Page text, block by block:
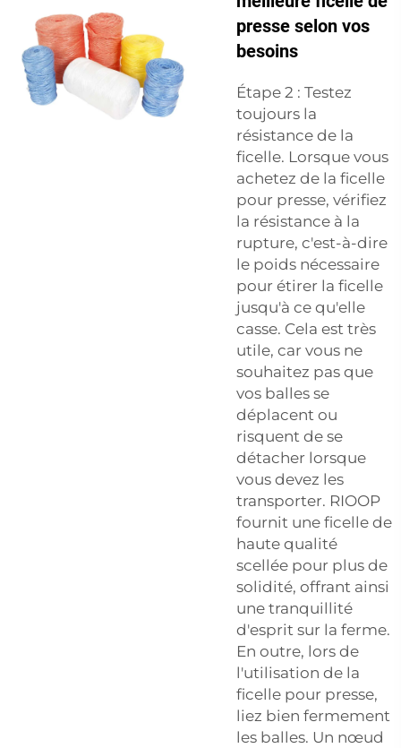
presse selon vos
besoins
Étape 2 : Testez
toujours la
résistance de la
ficelle. Lorsque vous
achetez de la ficelle
pour presse, vérifiez
la résistance à la
rupture, c'est-à-dire
le poids nécessaire
pour étirer la ficelle
jusqu'à ce qu'elle
casse. Cela est très
utile, car vous ne
souhaitez pas que
vos balles se
déplacent ou
risquent de se
détacher lorsque
vous devez les
transporter. RIOOP
fournit une ficelle de
haute qualité
scellée pour plus de
solidité, offrant ainsi
une tranquillité
d'esprit sur la ferme.
En outre, lors de
l'utilisation de la
ficelle pour presse,
liez bien fermement
les balles. Un nœud